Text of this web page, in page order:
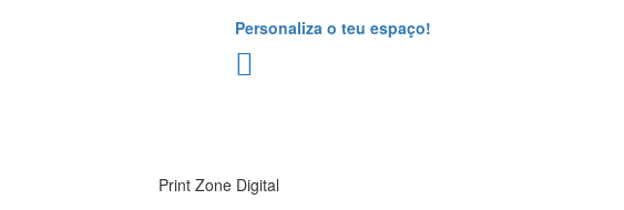
Personaliza o teu espaço!
Print Zone Digital